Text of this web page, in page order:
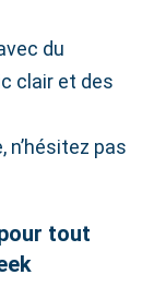
du
clair et des
n’hésitez pas
tout